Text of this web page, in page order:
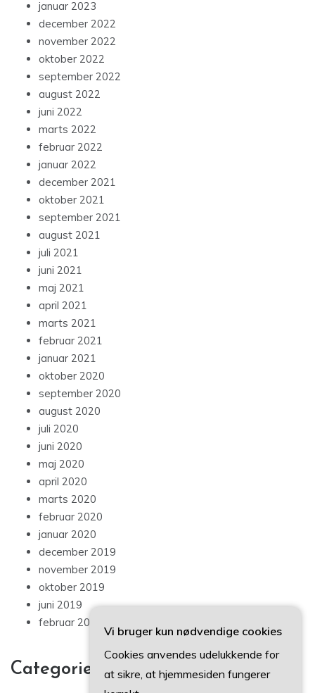
januar 2023
december 2022
november 2022
oktober 2022
september 2022
august 2022
juni 2022
marts 2022
februar 2022
januar 2022
december 2021
oktober 2021
september 2021
august 2021
juli 2021
juni 2021
maj 2021
april 2021
marts 2021
februar 2021
januar 2021
oktober 2020
september 2020
august 2020
juli 2020
juni 2020
maj 2020
april 2020
marts 2020
februar 2020
januar 2020
december 2019
november 2019
oktober 2019
juni 2019
februar 2019
Categories
Vi bruger kun nødvendige cookies
Cookies anvendes udelukkende for
at sikre, at hjemmesiden fungerer